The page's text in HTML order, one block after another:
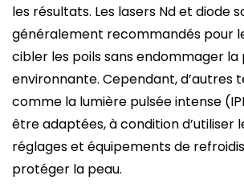
les résultats. Les lasers Nd et diode
généralement recommandés pour
cibler les poils sans endommager la
environnante. Cependant, d’autres
comme la lumière pulsée intense
être adaptées, à condition d’utiliser
réglages et équipements de
protéger la peau.